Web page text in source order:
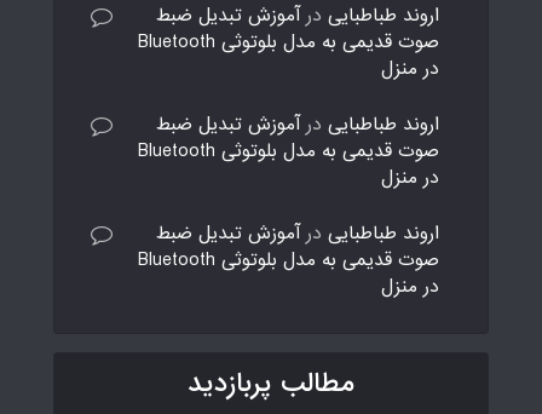
اروند طباطبایی در آموزش تبدیل ضبط
صوت قدیمی به مدل بلوتوثی Bluetooth
در منزل
اروند طباطبایی در آموزش تبدیل ضبط
صوت قدیمی به مدل بلوتوثی Bluetooth
در منزل
اروند طباطبایی در آموزش تبدیل ضبط
صوت قدیمی به مدل بلوتوثی Bluetooth
در منزل
مطالب پربازدید